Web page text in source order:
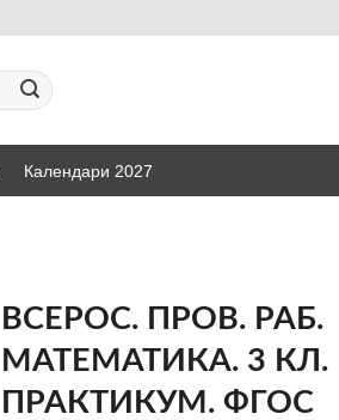
Календари 2027
ВСЕРОС. ПРОВ. РАБ.
МАТЕМАТИКА. 3 КЛ.
ПРАКТИКУМ. ФГОС